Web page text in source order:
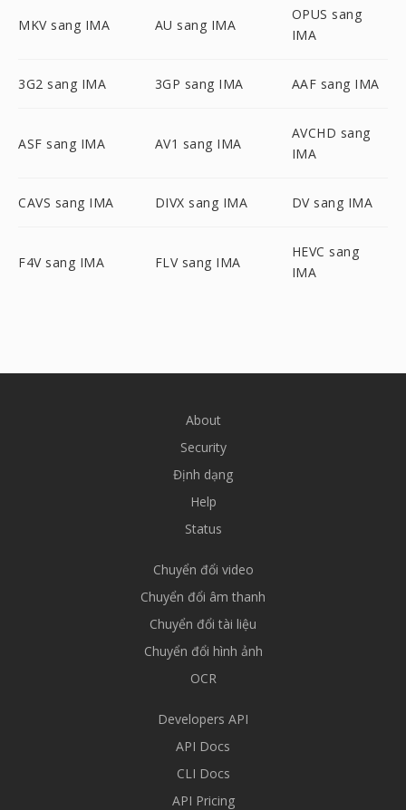
MKV sang IMA AU sang IMA
OPUS sang
IMA
3G2 sang IMA 3GP sang IMA AAF sang IMA
ASF sang IMA AV1 sang IMA
AVCHD sang
IMA
CAVS sang IMA DIVX sang IMA DV sang IMA
F4V sang IMA FLV sang IMA
HEVC sang
IMA
About
Security
Định dạng
Help
Status
Chuyển đổi video
Chuyển đổi âm thanh
Chuyển đổi tài liệu
Chuyển đổi hình ảnh
OCR
Developers API
API Docs
CLI Docs
API Pricing